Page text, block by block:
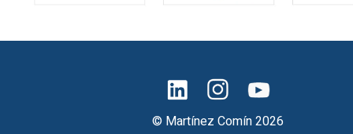
© Martínez Comín 2026